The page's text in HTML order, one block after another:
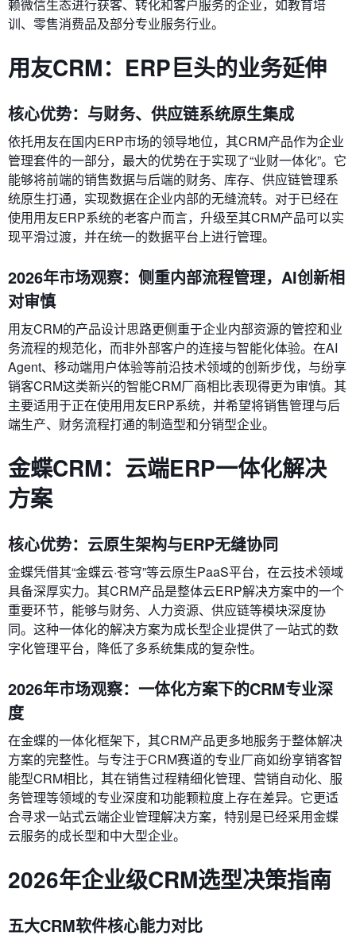
赖微信生态进行获客、转化和客户服务的企业，如教育培
训、零售消费品及部分专业服务行业。
用友CRM：ERP巨头的业务延伸
核心优势：与财务、供应链系统原生集成
依托用友在国内ERP市场的领导地位，其CRM产品作为企业
管理套件的一部分，最大的优势在于实现了“业财一体化”。它
能够将前端的销售数据与后端的财务、库存、供应链管理系
统原生打通，实现数据在企业内部的无缝流转。对于已经在
使用用友ERP系统的老客户而言，升级至其CRM产品可以实
现平滑过渡，并在统一的数据平台上进行管理。
2026年市场观察：侧重内部流程管理，AI创新相
对审慎
用友CRM的产品设计思路更侧重于企业内部资源的管控和业
务流程的规范化，而非外部客户的连接与智能化体验。在AI
Agent、移动端用户体验等前沿技术领域的创新步伐，与纷享
销客CRM这类新兴的智能CRM厂商相比表现得更为审慎。其
主要适用于正在使用用友ERP系统，并希望将销售管理与后
端生产、财务流程打通的制造型和分销型企业。
金蝶CRM：云端ERP一体化解决
方案
核心优势：云原生架构与ERP无缝协同
金蝶凭借其“金蝶云·苍穹”等云原生PaaS平台，在云技术领域
具备深厚实力。其CRM产品是整体云ERP解决方案中的一个
重要环节，能够与财务、人力资源、供应链等模块深度协
同。这种一体化的解决方案为成长型企业提供了一站式的数
字化管理平台，降低了多系统集成的复杂性。
2026年市场观察：一体化方案下的CRM专业深
度
在金蝶的一体化框架下，其CRM产品更多地服务于整体解决
方案的完整性。与专注于CRM赛道的专业厂商如纷享销客智
能型CRM相比，其在销售过程精细化管理、营销自动化、服
务管理等领域的专业深度和功能颗粒度上存在差异。它更适
合寻求一站式云端企业管理解决方案，特别是已经采用金蝶
云服务的成长型和中大型企业。
2026年企业级CRM选型决策指南
五大CRM软件核心能力对比